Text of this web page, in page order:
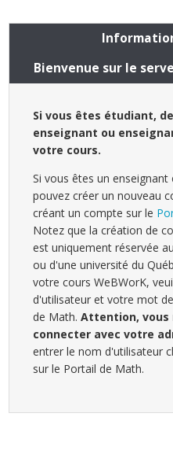
Bienvenue sur le
Si vous êtes étudiant,
enseignant ou
votre cours.
Si vous êtes un
pouvez créer un nouveau
créant un compte sur le
Notez que la création de
est uniquement réservée
ou d'une université du
votre cours WeBWorK,
d'utilisateur et votre mot
de Math.Attention, vous
connecter avec votre
entrer le nom d'utilisateur
sur le Portail de Math.